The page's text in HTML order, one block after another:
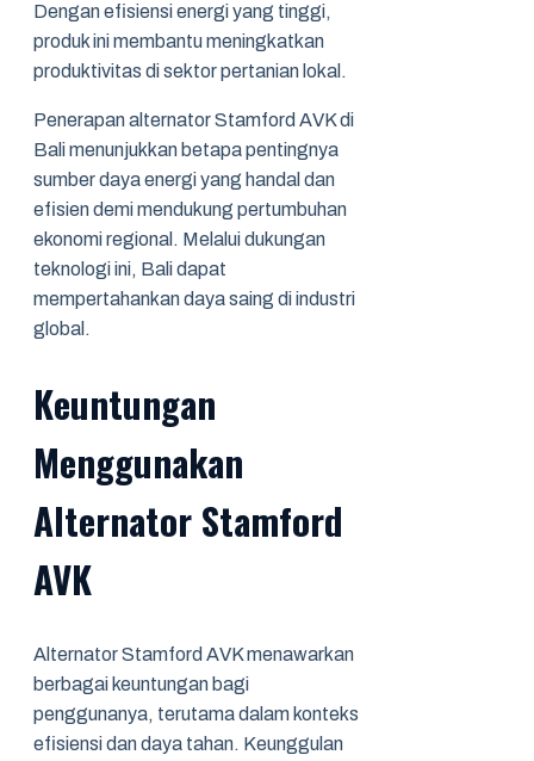
Dengan efisiensi energi yang tinggi,
produk ini membantu meningkatkan
produktivitas di sektor pertanian lokal.
Penerapan alternator Stamford AVK di
Bali menunjukkan betapa pentingnya
sumber daya energi yang handal dan
efisien demi mendukung pertumbuhan
ekonomi regional. Melalui dukungan
teknologi ini, Bali dapat
mempertahankan daya saing di industri
global.
Keuntungan
Menggunakan
Alternator Stamford
AVK
Alternator Stamford AVK menawarkan
berbagai keuntungan bagi
penggunanya, terutama dalam konteks
efisiensi dan daya tahan. Keunggulan